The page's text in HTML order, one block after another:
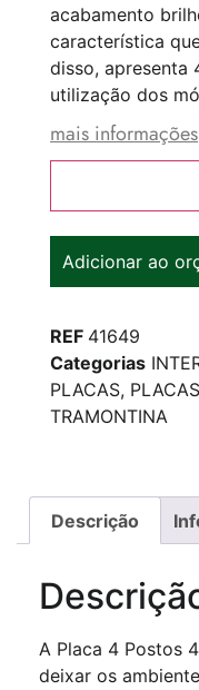
acabamento
característica
disso, apresenta
utilização dos
mais informações
Adicionar ao
REF 41649
Categorias
PLACAS,
TRAMONTINA
Descrição
A Placa 4 Postos
deixar os